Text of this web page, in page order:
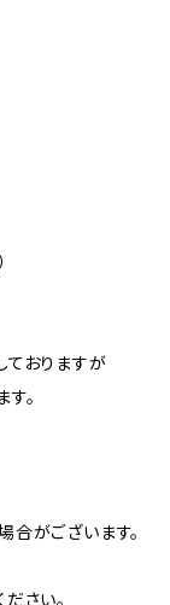
ておりますが
。
がございます。
さい。